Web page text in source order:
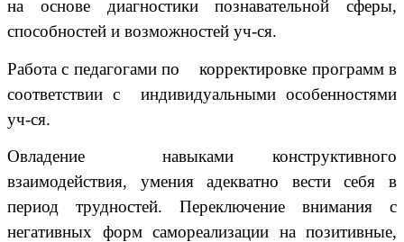
на основе диагностики познавательной сферы,
способностей и возможностей уч-ся.
Работа с педагогами по корректировке программ в
соответствии с индивидуальными особенностями
уч-ся.
Овладение навыками конструктивного
взаимодействия, умения адекватно вести себя в
период трудностей. Переключение внимания с
негативных форм самореализации на позитивные,